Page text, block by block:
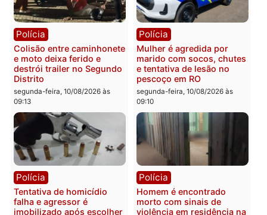
Política
Justiça manda derrubar
deepfake contra Marcos
“Fraude para enganar o
eleitor”
segunda-feira, 10/08/2026 às
09:39
Polícia
Homem é preso após
agredir esposa e resistir
Velho
segunda-feira, 10/08/2026 às
09:26